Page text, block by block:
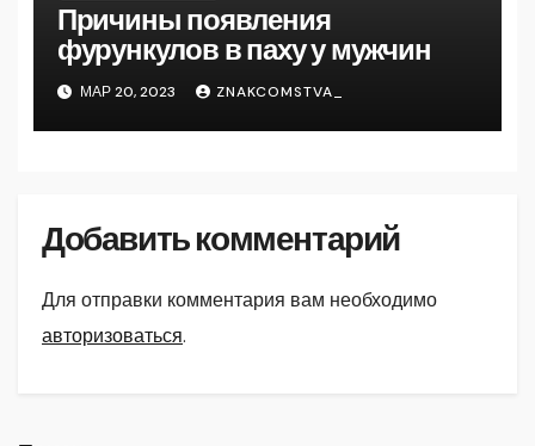
Причины появления
фурункулов в паху у мужчин
МАР 20, 2023 ZNAKCOMSTVA_
Добавить комментарий
Для отправки комментария вам необходимо
авторизоваться.